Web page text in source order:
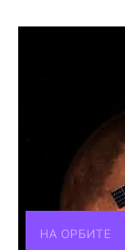
НА ОРБИТЕ